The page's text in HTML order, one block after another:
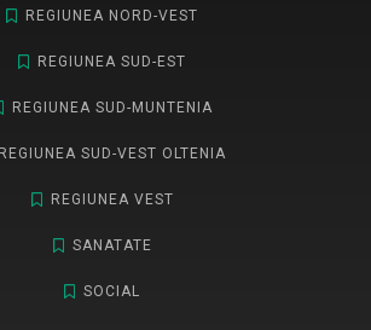
REGIUNEA NORD-VEST
REGIUNEA SUD-EST
REGIUNEA SUD-MUNTENIA
REGIUNEA SUD-VEST OLTENIA
REGIUNEA VEST
SANATATE
SOCIAL